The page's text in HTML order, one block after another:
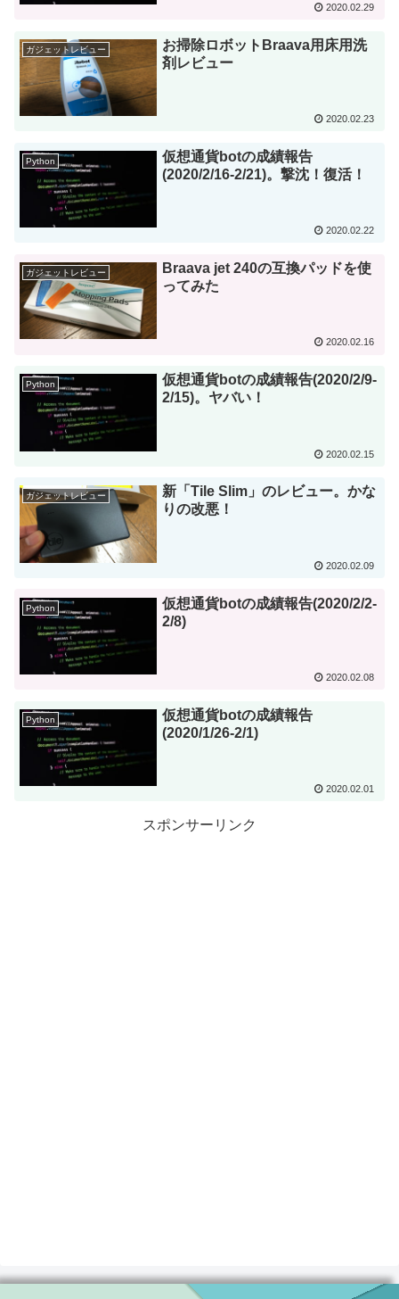
2020.02.29
ガジェットレビュー
お掃除ロボットBraava用床用洗
剤レビュー
2020.02.23
Python
仮想通貨botの成績報告
(2020/2/16-2/21)。撃沈！復活！
2020.02.22
ガジェットレビュー
Braava jet 240の互換パッドを使
ってみた
2020.02.16
Python
仮想通貨botの成績報告(2020/2/9-
2/15)。ヤバい！
2020.02.15
ガジェットレビュー
新「Tile Slim」のレビュー。かな
りの改悪！
2020.02.09
Python
仮想通貨botの成績報告(2020/2/2-
2/8)
2020.02.08
Python
仮想通貨botの成績報告
(2020/1/26-2/1)
2020.02.01
スポンサーリンク